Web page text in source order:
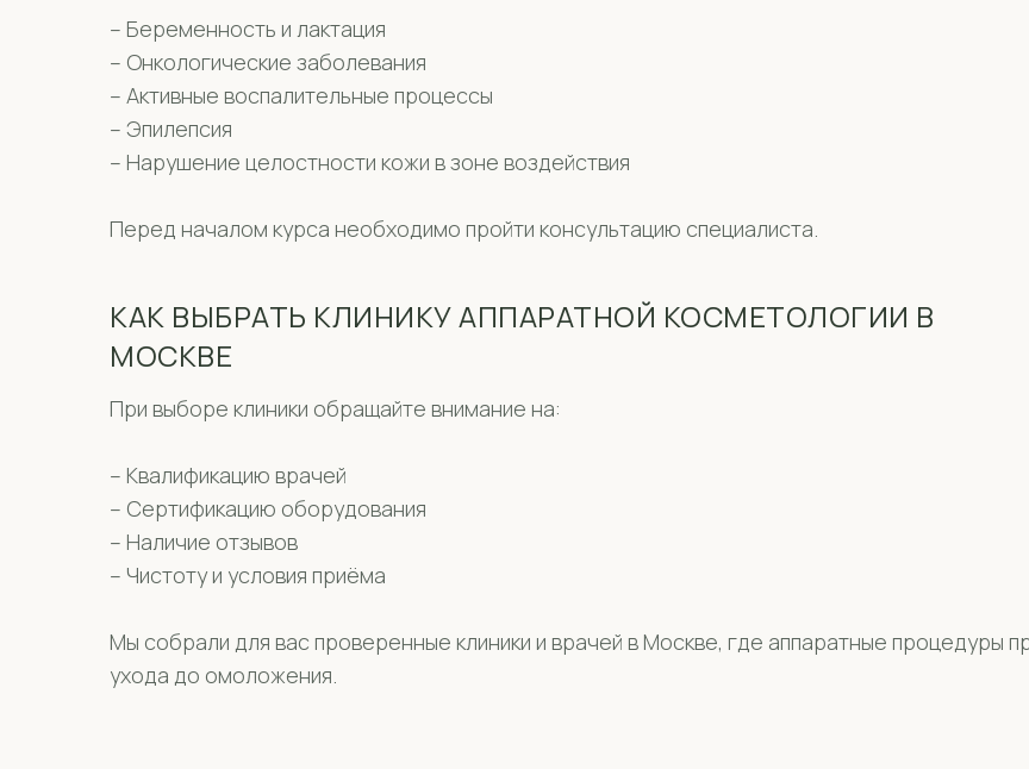
– Беременность и лактация
– Онкологические заболевания
– Активные воспалительные процессы
– Эпилепсия
– Нарушение целостности кожи в зоне воздействия
Перед началом курса необходимо пройти консультацию специалиста.
КАК ВЫБРАТЬ КЛИНИКУ АППАРАТНОЙ КОСМЕТОЛОГИИ В
МОСКВЕ
При выборе клиники обращайте внимание на:
– Квалификацию врачей
– Сертификацию оборудования
– Наличие отзывов
– Чистоту и условия приёма
Мы собрали для вас проверенные клиники и врачей в Москве, где аппаратные процедуры
ухода до омоложения.